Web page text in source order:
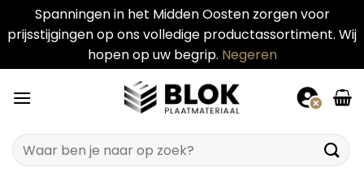
Spanningen in het Midden Oosten zorgen voor
prijsstijgingen op ons volledige productassortiment. Wij
hopen op uw begrip. Negeren
naar
Zoeken
naar: